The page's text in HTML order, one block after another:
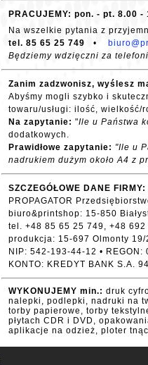
PRACUJEMY: pon. - pt. 8.00
Na wszelkie pytania z
tel. 85 65 25 749 •
Będziemy wdzięczni za
Zanim zadzwonisz, wyślesz
Abyśmy mogli szybko i
towaru/usługi: ilość, wielkość/
Na zapytanie: "Ile u Państwa
dodatkowych.
Prawidłowe zapytanie: "Ile u
nadrukiem dużym około A4 z
SZCZEGÓŁOWE DANE FIRMY:
PROPAGATOR
biuro&printshop: 15-850
tel. +48 85 65 25 749, +48 692
produkcja: 15-697 Olmonty 19/
NIP: 542-193-44-12 • REGON:
KONTO: KREDYT BANK S.A.
WYKONUJEMY min.: druk
nalepki, podlepki, nadruki na
torby papierowe, torby
płytach CDR i DVD,
aplikacje na odzież, ploter